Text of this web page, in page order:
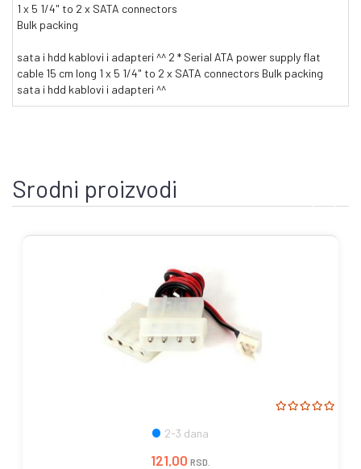
1 x 5 1/4" to 2 x SATA connectors
Bulk packing
sata i hdd kablovi i adapteri ^^ 2 * Serial ATA power supply flat
cable 15 cm long 1 x 5 1/4" to 2 x SATA connectors Bulk packing
sata i hdd kablovi i adapteri ^^
Srodni proizvodi
2-3 dana
121,00 RSD.